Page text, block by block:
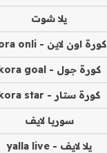
يلا شوت
كورة اون لاين - kora onli
كورة جول - kora goal
كورة ستار - kora star
سوريا لايف
يلا لايف - yalla live